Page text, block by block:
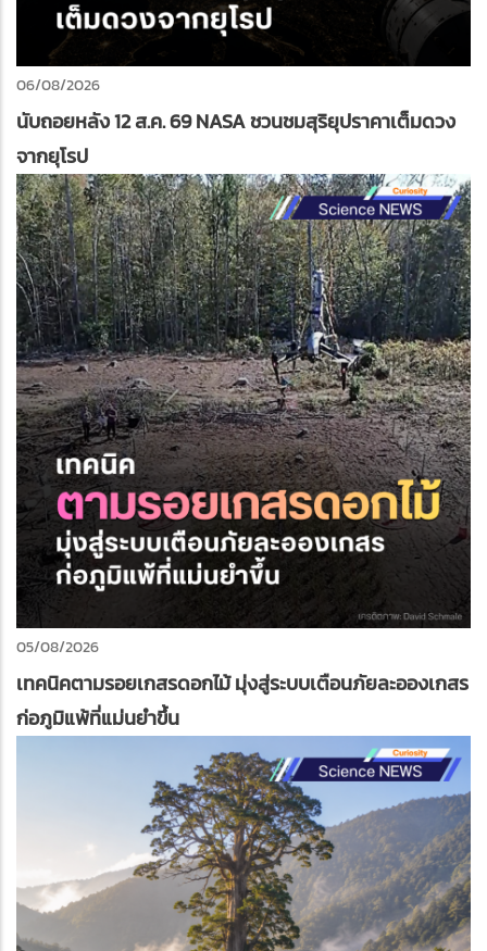
06/08/2026
นับถอยหลัง 12 ส.ค. 69 NASA ชวนชมสุริยุปราคาเต็มดวง
จากยุโรป
05/08/2026
เทคนิคตามรอยเกสรดอกไม้ มุ่งสู่ระบบเตือนภัยละอองเกสร
ก่อภูมิแพ้ที่แม่นยำขึ้น